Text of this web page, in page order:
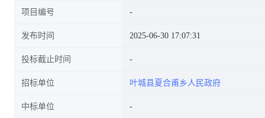
项目编号
发布时间 2025-06-30 17:07:31
投标截止时间
招标单位 叶城县夏合甫乡人民政府
中标单位